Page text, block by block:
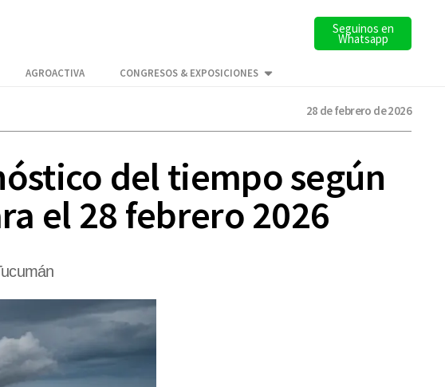
Seguinos en
Whatsapp
AGROACTIVA CONGRESOS & EXPOSICIONES
28 de febrero de 2026
del tiempo según
el 28 febrero 2026